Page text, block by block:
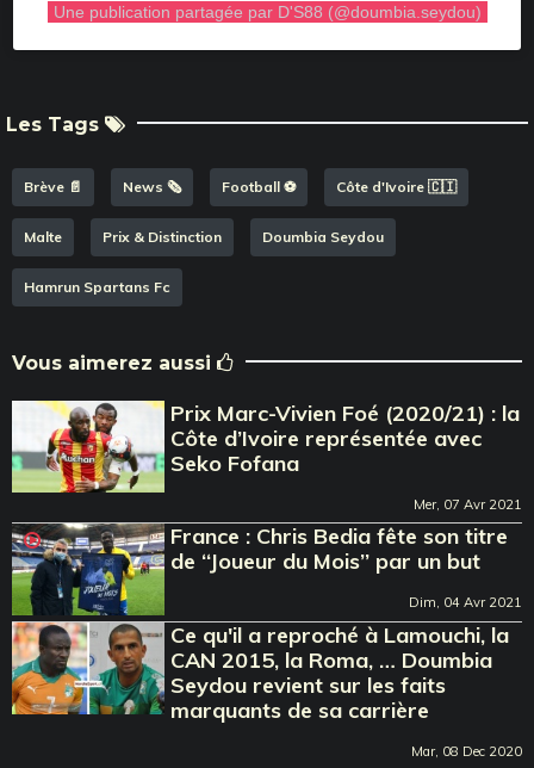
Une publication partagée par D'S88 (@doumbia.seydou)
Les Tags
Brève 📄 News 🗞️ Football ⚽️ Côte d'Ivoire 🇨🇮
Malte Prix & Distinction Doumbia Seydou
Hamrun Spartans Fc
Vous aimerez aussi
Prix Marc-Vivien Foé (2020/21) : la
Côte d’Ivoire représentée avec
Seko Fofana
Mer, 07 Avr 2021
France : Chris Bedia fête son titre
de ‘‘Joueur du Mois’’ par un but
Dim, 04 Avr 2021
Ce qu'il a reproché à Lamouchi, la
CAN 2015, la Roma, … Doumbia
Seydou revient sur les faits
marquants de sa carrière
Mar, 08 Dec 2020